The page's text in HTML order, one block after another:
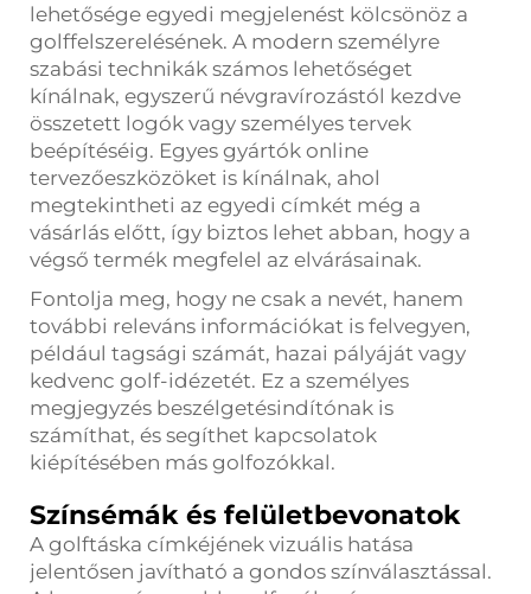
lehetősége egyedi megjelenést kölcsönöz a
golffelszerelésének. A modern személyre
szabási technikák számos lehetőséget
kínálnak, egyszerű névgravírozástól kezdve
összetett logók vagy személyes tervek
beépítéséig. Egyes gyártók online
tervezőeszközöket is kínálnak, ahol
megtekintheti az egyedi címkét még a
vásárlás előtt, így biztos lehet abban, hogy a
végső termék megfelel az elvárásainak.
Fontolja meg, hogy ne csak a nevét, hanem
további releváns információkat is felvegyen,
például tagsági számát, hazai pályáját vagy
kedvenc golf-idézetét. Ez a személyes
megjegyzés beszélgetésindítónak is
számíthat, és segíthet kapcsolatok
kiépítésében más golfozókkal.
Színsémák és felületbevonatok
A golftáska címkéjének vizuális hatása
jelentősen javítható a gondos színválasztással.